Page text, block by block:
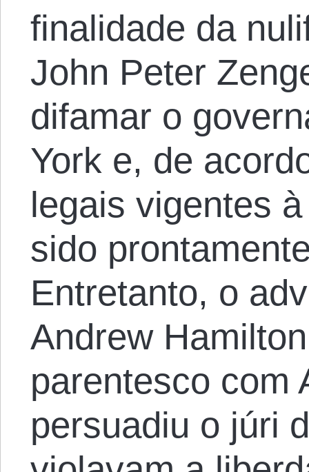
finalidade da
John Peter
difamar o
York e, de
legais vigentes
sido
Entretanto, o
Andrew
parentesco com
persuadiu o júri